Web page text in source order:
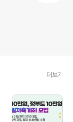
더보기